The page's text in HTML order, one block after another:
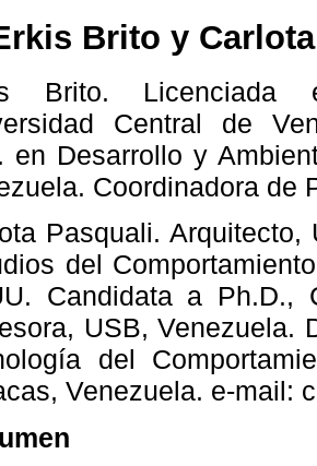
Brito y
Brito. Licenciada
Central de
en Desarrollo y
Coordinadora de
Pasquali.
del
Candidata a Ph.D.,
USB, Venezuela.
del
Venezuela. e-mail: